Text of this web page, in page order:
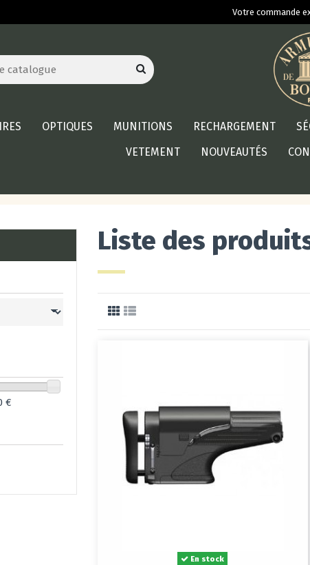
Votre commande
OPTIQUES MUNITIONS RECHARGEMENT
VETEMENT
NOUVEAUTÉS
Liste des
En stock
€